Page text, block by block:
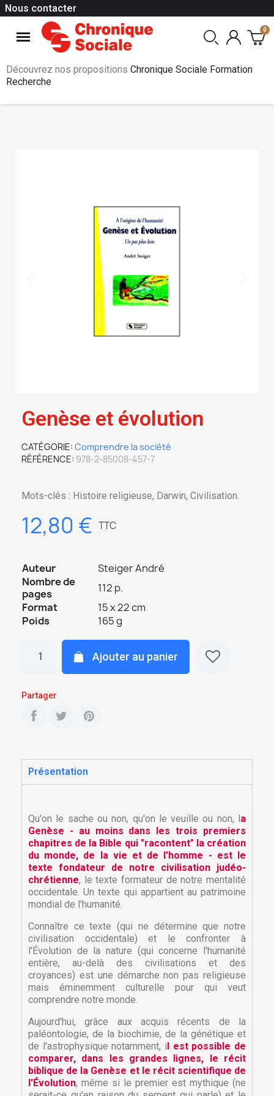
Nous contacter
Découvrez nos propositions Chronique Sociale Formation
Recherche
Genèse et évolution
CATÉGORIE Comprendre la société
RÉFÉRENCE 978-2-85008-457-7
Mots-clés : Histoire religieuse, Darwin, Civilisation.
12,80 € TTC
Auteur
Steiger André
Nombre de
pages
112 p.
Format
15 x 22 cm
Poids
165 g
Ajouter au panier
Partager
Présentation
Qu'on le sache ou non, qu'on le veuille ou non, la
Genèse - au moins dans les trois premiers
chapitres de la Bible qui "racontent" la création
du monde, de la vie et de l'homme - est le
texte fondateur de notre civilisation judéo-
chrétienne, le texte formateur de notre mentalité
occidentale. Un texte qui appartient au patrimoine
mondial de l'humanité.
Connaître ce texte (qui ne détermine que notre
civilisation occidentale) et le confronter à
l'Évolution de la nature (qui concerne l'humanité
entière, au-delà des civilisations et des
croyances) est une démarche non pas religieuse
mais éminemment culturelle pour qui veut
comprendre notre monde.
Aujourd'hui, grâce aux acquis récents de la
paléontologie, de la biochimie, de la génétique et
de l'astrophysique notamment, il est possible de
comparer, dans les grandes lignes, le récit
biblique de la Genèse et le récit scientifique de
l'Évolution, même si le premier est mythique (ne